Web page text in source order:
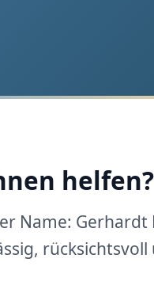
helfen?
Name: